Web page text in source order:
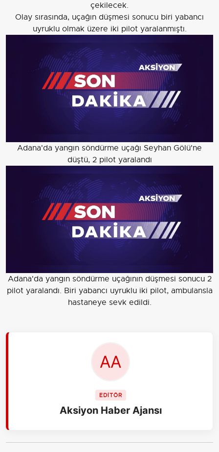
çekilecek.
Olay sırasında, uçağın düşmesi sonucu biri yabancı
uyruklu olmak üzere iki pilot yaralanmıştı.
Adana'da yangın söndürme uçağı Seyhan Gölü'ne
düştü, 2 pilot yaralandı
Adana'da yangın söndürme uçağının düşmesi sonucu 2
pilot yaralandı. Biri yabancı uyruklu iki pilot, ambulansla
hastaneye sevk edildi.
EDİTÖR
Aksiyon Haber Ajansı